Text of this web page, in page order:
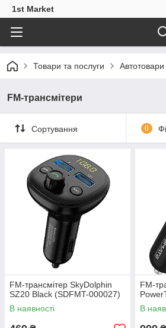
1st Market
Товари та послуги Автотовари
FM-трансмітери
Сортування 0
FM-трансмітер SkyDolphin
SZ20 Black (SDFMT-000027)
В наявності
FM-
В